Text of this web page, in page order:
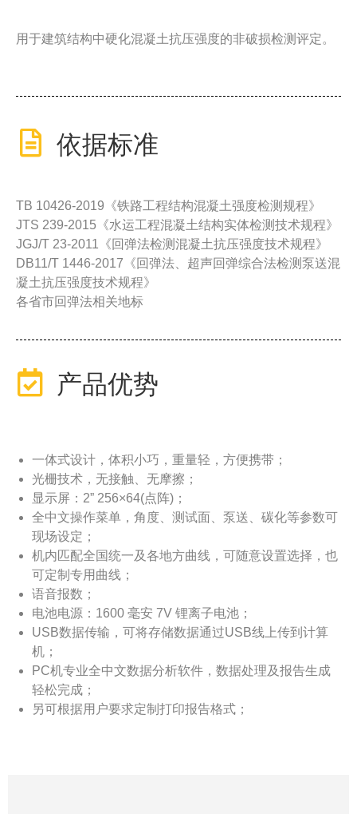
用于建筑结构中硬化混凝土抗压强度的非破损检测评定。
依据标准
TB 10426-2019《铁路工程结构混凝土强度检测规程》
JTS 239-2015《水运工程混凝土结构实体检测技术规程》
JGJ/T 23-2011《回弹法检测混凝土抗压强度技术规程》
DB11/T 1446-2017《回弹法、超声回弹综合法检测泵送混
凝土抗压强度技术规程》
各省市回弹法相关地标
产品优势
一体式设计，体积小巧，重量轻，方便携带；
光栅技术，无接触、无摩擦；
显示屏：2” 256×64(点阵)；
全中文操作菜单，角度、测试面、泵送、碳化等参数可
现场设定；
机内匹配全国统一及各地方曲线，可随意设置选择，也
可定制专用曲线；
语音报数；
电池电源：1600 毫安 7V 锂离子电池；
USB数据传输，可将存储数据通过USB线上传到计算
机；
PC机专业全中文数据分析软件，数据处理及报告生成
轻松完成；
另可根据用户要求定制打印报告格式；